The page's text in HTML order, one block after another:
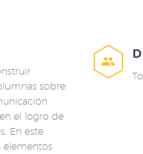
sobre
el logro de
En este
elementos

